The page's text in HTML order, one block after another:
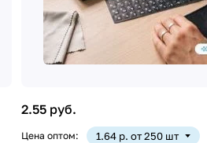
2.55 руб.
Цена оптом: 1.64 р. от 250 шт